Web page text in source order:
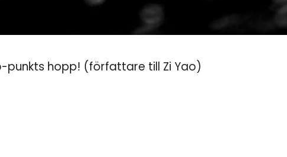
punkts hopp! (författare till Zi Yao)